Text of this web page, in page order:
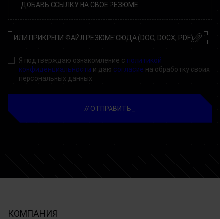
ИЛИ ПРИКРЕПИ ФАЙЛ РЕЗЮМЕ СЮДА (DOC, DOCX, PDF)
Я подтверждаю ознакомление с политикой
конфиденциальности и даю согласие на обработку своих
персональных данных
ОТПРАВИТЬ
КОМПАНИЯ